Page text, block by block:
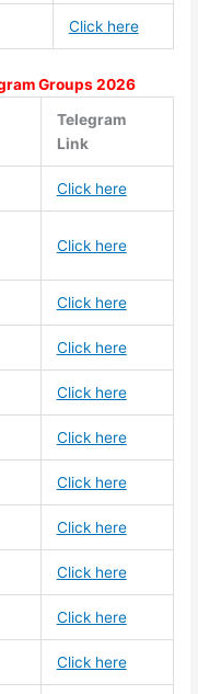
Click here
Groups 2026
Telegram
Link
Click here
Click here
Click here
Click here
Click here
Click here
Click here
Click here
Click here
Click here
Click here